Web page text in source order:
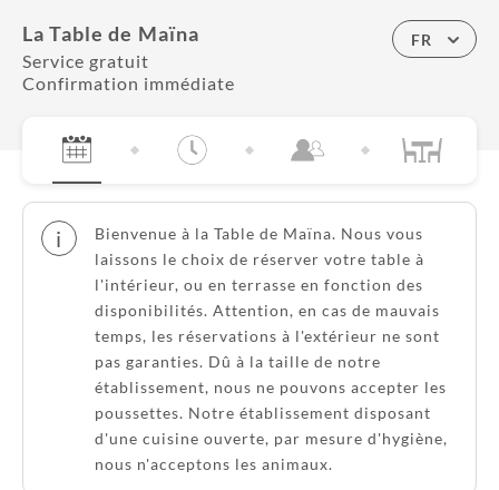
La Table de Maïna
Service gratuit
Confirmation immédiate
FR
i
Bienvenue à la Table de Maïna. Nous vous
laissons le choix de réserver votre table à
l'intérieur, ou en terrasse en fonction des
disponibilités. Attention, en cas de mauvais
temps, les réservations à l'extérieur ne sont
pas garanties. Dû à la taille de notre
établissement, nous ne pouvons accepter les
poussettes. Notre établissement disposant
d'une cuisine ouverte, par mesure d'hygiène,
nous n'acceptons les animaux.